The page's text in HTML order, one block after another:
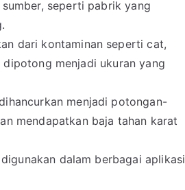
seperti pabrik yang
dari kontaminan seperti cat,
menjadi ukuran yang
menjadi potongan-
mendapatkan baja tahan karat
dalam berbagai aplikasi